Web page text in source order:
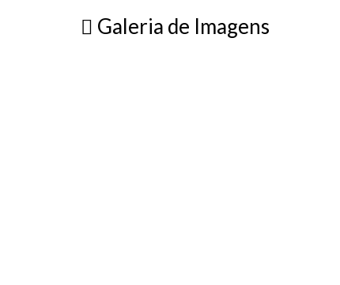
Galeria de Imagens